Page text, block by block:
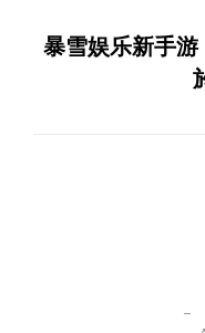
暴雪娱乐新手游